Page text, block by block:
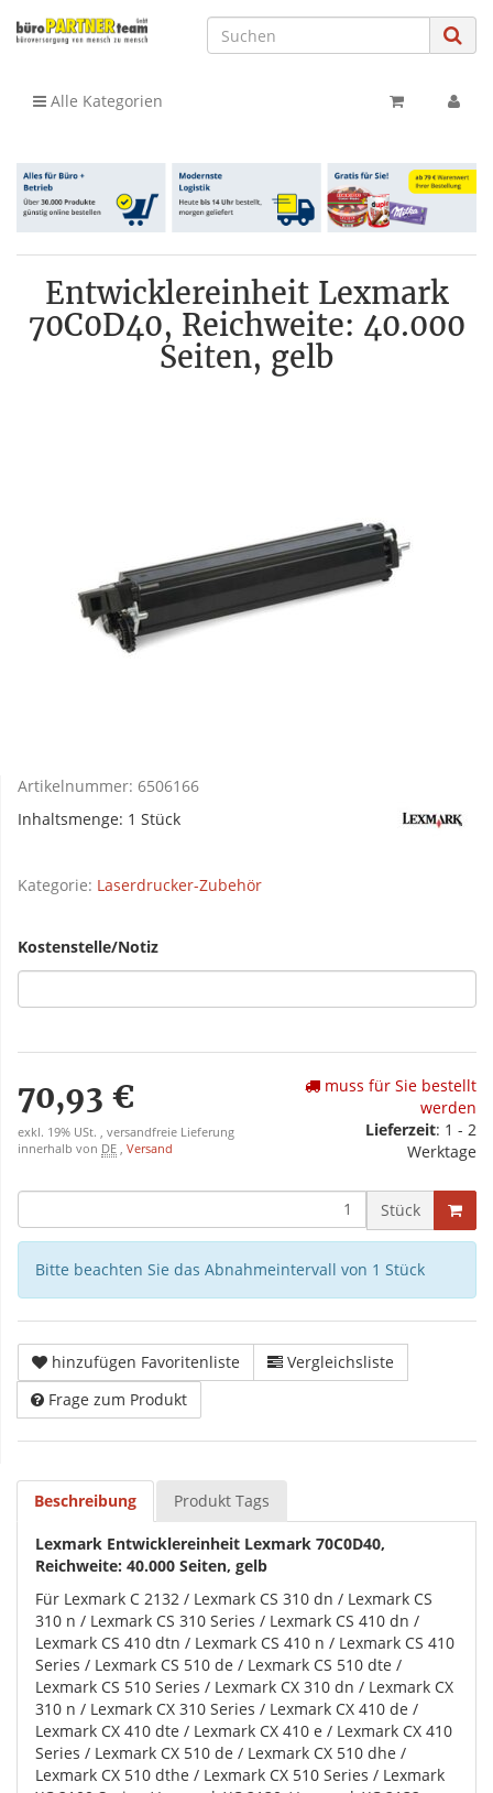
Alle Kategorien
Entwicklereinheit Lexmark
70C0D40, Reichweite: 40.000
Seiten, gelb
Artikelnummer: 6506166
Inhaltsmenge: 1 Stück
Kategorie: Laserdrucker-Zubehör
Kostenstelle/Notiz
70,93 €
exkl. 19% USt. , versandfreie Lieferung
innerhalb von DE , Versand
muss für Sie bestellt
werden
Lieferzeit: 1 - 2
Werktage
Stück
Bitte beachten Sie das Abnahmeintervall von 1 Stück
hinzufügen Favoritenliste
Vergleichsliste
Frage zum Produkt
Beschreibung Produkt Tags
Lexmark Entwicklereinheit Lexmark 70C0D40,
Reichweite: 40.000 Seiten, gelb
Für Lexmark C 2132 / Lexmark CS 310 dn / Lexmark CS
310 n / Lexmark CS 310 Series / Lexmark CS 410 dn /
Lexmark CS 410 dtn / Lexmark CS 410 n / Lexmark CS 410
Series / Lexmark CS 510 de / Lexmark CS 510 dte /
Lexmark CS 510 Series / Lexmark CX 310 dn / Lexmark CX
310 n / Lexmark CX 310 Series / Lexmark CX 410 de /
Lexmark CX 410 dte / Lexmark CX 410 e / Lexmark CX 410
Series / Lexmark CX 510 de / Lexmark CX 510 dhe /
Lexmark CX 510 dthe / Lexmark CX 510 Series / Lexmark